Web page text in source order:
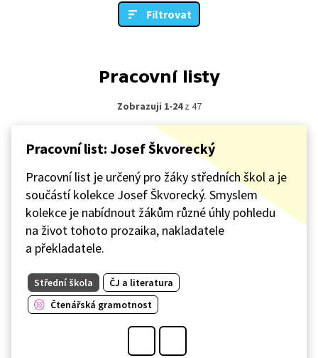
Filtrovat
Pracovní listy
Zobrazuji 1-24z 47
Pracovní list: Josef Škvorecký
Pracovní list je určený pro žáky středních škol a je
součástí kolekce Josef Škvorecký. Smyslem
kolekce je nabídnout žákům různé úhly pohledu
na život tohoto prozaika, nakladatele
a překladatele.
Střední škola
ČJ a literatura
Čtenářská gramotnost